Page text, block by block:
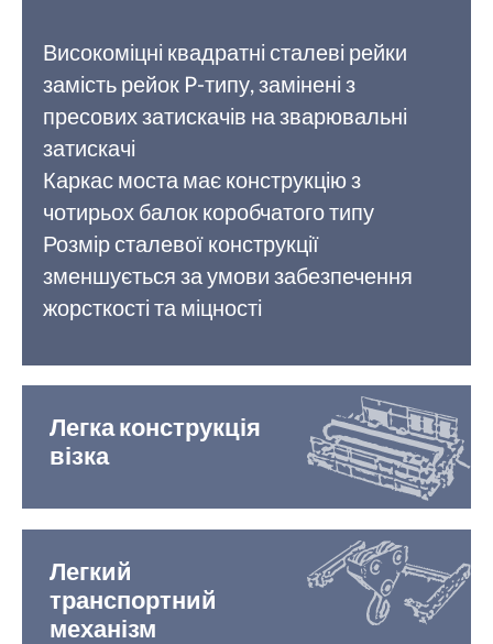
Високоміцні квадратні сталеві рейки
замість рейок P-типу, замінені з
пресових затискачів на зварювальні
затискачі
Каркас моста має конструкцію з
чотирьох балок коробчатого типу
Розмір сталевої конструкції
зменшується за умови забезпечення
жорсткості та міцності
Легка конструкція
візка
Легкий
транспортний
механізм